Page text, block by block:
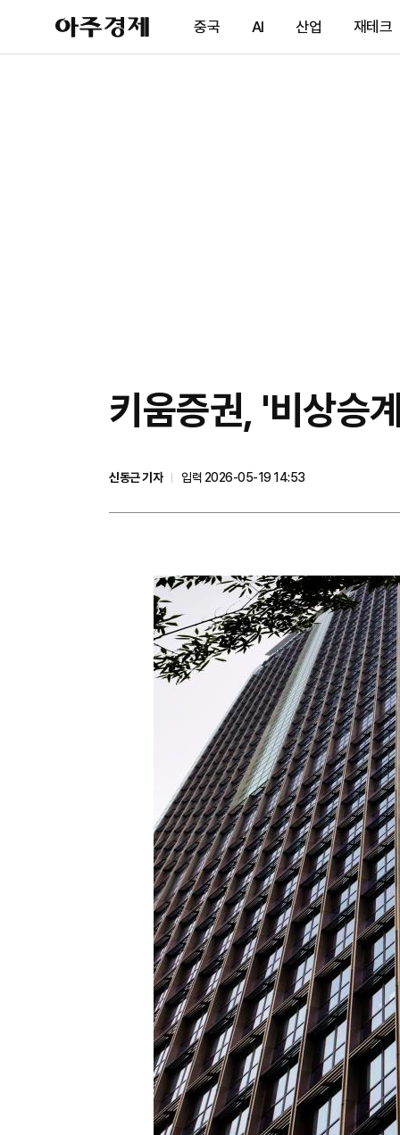
아
주
제
중국 AI 산업 재테크
키움증권, '비상승
신동근 기자 입력 2026-05-19 14:53